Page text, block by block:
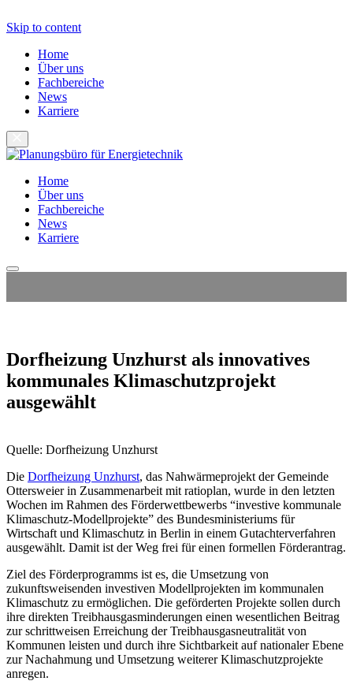
Skip to content
Home
Über uns
Fachbereiche
News
Karriere
Home
Über uns
Fachbereiche
News
Karriere
Dorfheizung Unzhurst als innovatives
kommunales Klimaschutzprojekt
ausgewählt
Quelle: Dorfheizung Unzhurst
Die Dorfheizung Unzhurst, das Nahwärmeprojekt der Gemeinde
Ottersweier in Zusammenarbeit mit ratioplan, wurde in den letzten
Wochen im Rahmen des Förderwettbewerbs “investive kommunale
Klimaschutz-Modellprojekte” des Bundesministeriums für
Wirtschaft und Klimaschutz in Berlin in einem Gutachterverfahren
ausgewählt. Damit ist der Weg frei für einen formellen Förderantrag.
Ziel des Förderprogramms ist es, die Umsetzung von
zukunftsweisenden investiven Modellprojekten im kommunalen
Klimaschutz zu ermöglichen. Die geförderten Projekte sollen durch
ihre direkten Treibhausgasminderungen einen wesentlichen Beitrag
zur schrittweisen Erreichung der Treibhausgasneutralität von
Kommunen leisten und durch ihre Sichtbarkeit auf nationaler Ebene
zur Nachahmung und Umsetzung weiterer Klimaschutzprojekte
anregen.